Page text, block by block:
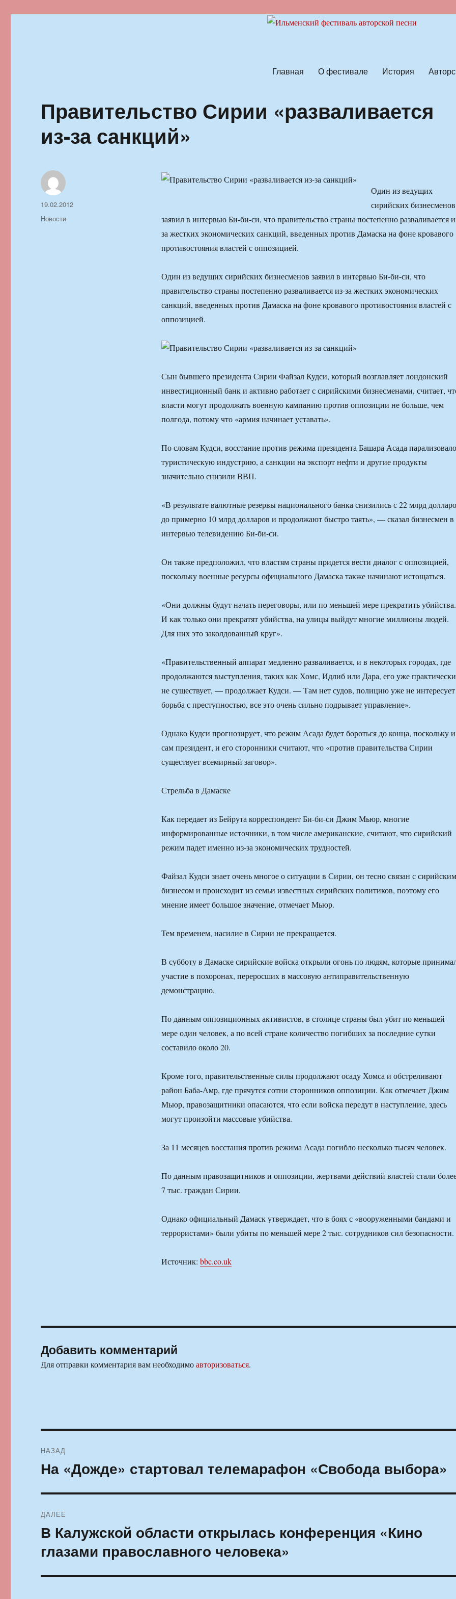
Главная О фестивале История
Правительство Сирии «разваливается
из-за санкций»
Один из ведущих
сирийских бизнесменов
заявил в интервью Би-би-си, что правительство страны постепенно разваливается
за жестких экономических санкций, введенных против Дамаска на фоне кровавого
противостояния властей с оппозицией.
Один из ведущих сирийских бизнесменов заявил в интервью Би-би-си, что
правительство страны постепенно разваливается из-за жестких экономических
санкций, введенных против Дамаска на фоне кровавого противостояния властей с
оппозицией.
Сын бывшего президента Сирии Файзал Кудси, который возглавляет лондонский
инвестиционный банк и активно работает с сирийскими бизнесменами, считает,
власти могут продолжать военную кампанию против оппозиции не больше, чем
полгода, потому что «армия начинает уставать».
По словам Кудси, восстание против режима президента Башара Асада парализовало
туристическую индустрию, а санкции на экспорт нефти и другие продукты
значительно снизили ВВП.
«В результате валютные резервы национального банка снизились с 22 млрд
до примерно 10 млрд долларов и продолжают быстро таять», — сказал бизнесмен в
интервью телевидению Би-би-си.
Он также предположил, что властям страны придется вести диалог с оппозицией,
поскольку военные ресурсы официального Дамаска также начинают истощаться.
«Они должны будут начать переговоры, или по меньшей мере прекратить убийства.
И как только они прекратят убийства, на улицы выйдут многие миллионы людей.
Для них это заколдованный круг».
«Правительственный аппарат медленно разваливается, и в некоторых городах, где
продолжаются выступления, таких как Хомс, Идлиб или Дара, его уже практически
не существует, — продолжает Кудси. — Там нет судов, полицию уже не интересует
борьба с преступностью, все это очень сильно подрывает управление».
Однако Кудси прогнозирует, что режим Асада будет бороться до конца, поскольку и
сам президент, и его сторонники считают, что «против правительства Сирии
существует всемирный заговор».
Стрельба в Дамаске
Как передает из Бейрута корреспондент Би-би-си Джим Мьюр, многие
информированные источники, в том числе американские, считают, что сирийский
режим падет именно из-за экономических трудностей.
Файзал Кудси знает очень многое о ситуации в Сирии, он тесно связан с сирийским
бизнесом и происходит из семьи известных сирийских политиков, поэтому его
мнение имеет большое значение, отмечает Мьюр.
Тем временем, насилие в Сирии не прекращается.
В субботу в Дамаске сирийские войска открыли огонь по людям, которые
участие в похоронах, переросших в массовую антиправительственную
демонстрацию.
По данным оппозиционных активистов, в столице страны был убит по меньшей
мере один человек, а по всей стране количество погибших за последние сутки
составило около 20.
Кроме того, правительственные силы продолжают осаду Хомса и обстреливают
район Баба-Амр, где прячутся сотни сторонников оппозиции. Как отмечает Джим
Мьюр, правозащитники опасаются, что если войска передут в наступление, здесь
могут произойти массовые убийства.
За 11 месяцев восстания против режима Асада погибло несколько тысяч человек.
По данным правозащитников и оппозиции, жертвами действий властей стали
7 тыс. граждан Сирии.
Однако официальный Дамаск утверждает, что в боях с «вооруженными бандами и
террористами» были убиты по меньшей мере 2 тыс. сотрудников сил безопасности.
Источник: bbc.co.uk
Автор
Опубликовано
19.02.2012
Рубрики
Новости
Добавить комментарий
Для отправки комментария вам необходимоавторизоваться.
по
НАЗАД
Предыдущая
На «Дожде» стартовал телемарафон «Свобода выбора»
ДАЛЕЕ
Следующая
В Калужской области открылась конференция «Кино
глазами православного человека»